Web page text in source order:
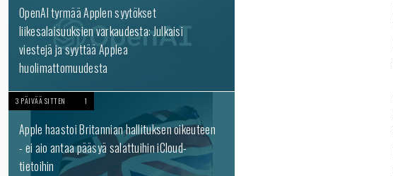
OpenAI tyrmää Applen syytökset
liikesalaisuuksien varkaudesta: Julkaisi
viestejä ja syyttää Applea
huolimattomuudesta
3 PÄIVÄÄ SITTEN 1
Apple haastoi Britannian hallituksen oikeuteen
- ei aio antaa pääsyä salattuihin iCloud-
tietoihin